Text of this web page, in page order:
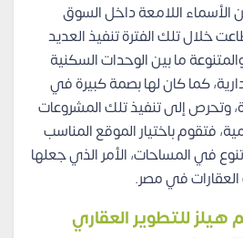
الأسماء اللامعة داخل السوق
خلال تلك الفترة تنفيذ العديد
ما بين الوحدات السكنية
كما كان لها بصمة كبيرة في
وتحرص إلى تنفيذ تلك المشروعات
فتقوم باختيار الموقع المناسب
في المساحات، الأمر الذي جعلها
في مصر.
للتطوير العقاري